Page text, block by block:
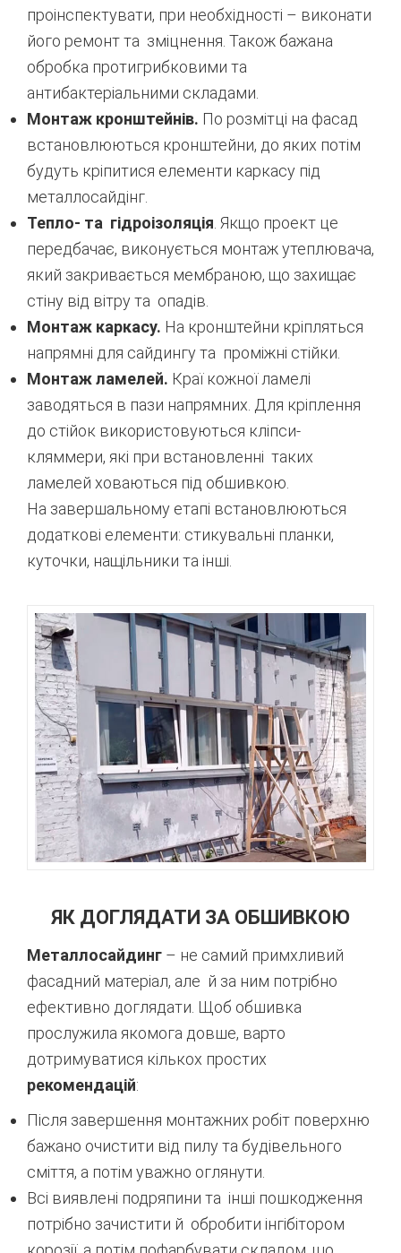
проінспектувати, при необхідності – виконати
його ремонт та зміцнення. Також бажана
обробка протигрибковими та
антибактеріальними складами.
Монтаж кронштейнів. По розмітці на фасад
встановлюються кронштейни, до яких потім
будуть кріпитися елементи каркасу під
металлосайдінг.
Тепло- та гідроізоляція. Якщо проект це
передбачає, виконується монтаж утеплювача,
який закривається мембраною, що захищає
стіну від вітру та опадів.
Монтаж каркасу. На кронштейни кріпляться
напрямні для сайдингу та проміжні стійки.
Монтаж ламелей. Краї кожної ламелі
заводяться в пази напрямних. Для кріплення
до стійок використовуються кліпси-
кляммери, які при встановленні таких
ламелей ховаються під обшивкою.
На завершальному етапі встановлюються
додаткові елементи: стикувальні планки,
куточки, нащільники та інші.
ЯК ДОГЛЯДАТИ ЗА ОБШИВКОЮ
Металлосайдинг – не самий примхливий
фасадний матеріал, але й за ним потрібно
ефективно доглядати. Щоб обшивка
прослужила якомога довше, варто
дотримуватися кількох простих
рекомендацій:
Після завершення монтажних робіт поверхню
бажано очистити від пилу та будівельного
сміття, а потім уважно оглянути.
Всі виявлені подряпини та інші пошкодження
потрібно зачистити й обробити інгібітором